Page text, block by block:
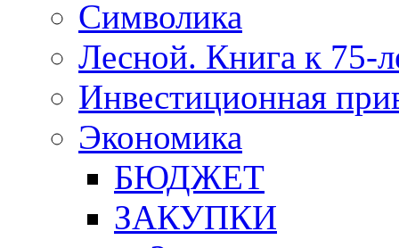
Символика
Лесной. Книга к 75-
Инвестиционная
Экономика
БЮДЖЕТ
ЗАКУПКИ